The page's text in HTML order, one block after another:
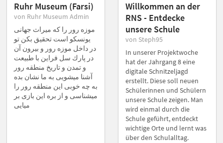
Ruhr Museum (Farsi)
von Ruhr Museum Admin
موزه رور را كه ميراث جهانى
يونسكو است تحقيق بكن تو
در داخل موزه رور و بيرون آن
در پارك سل فراين با طبيعت
و تمدن و تاريخ منطقه رور
آشنا ميشويى به ما نشان بده
به چه خوبى اين منطقه رور را
ميشناسى و از بره اين بازى بر
ميايى
Willkommen an der
RNS - Entdecke
unsere Schule
von Steph95
In unserer Projektwoche
hat der Jahrgang 8 eine
digitale Schnitzeljagd
erstellt. Diese soll neuen
Schülerinnen und Schülern
unsere Schule zeigen. Man
wird einmal durch die
Schule geführt, entdeckt
wichtige Orte und lernt was
über den Schulalltag.